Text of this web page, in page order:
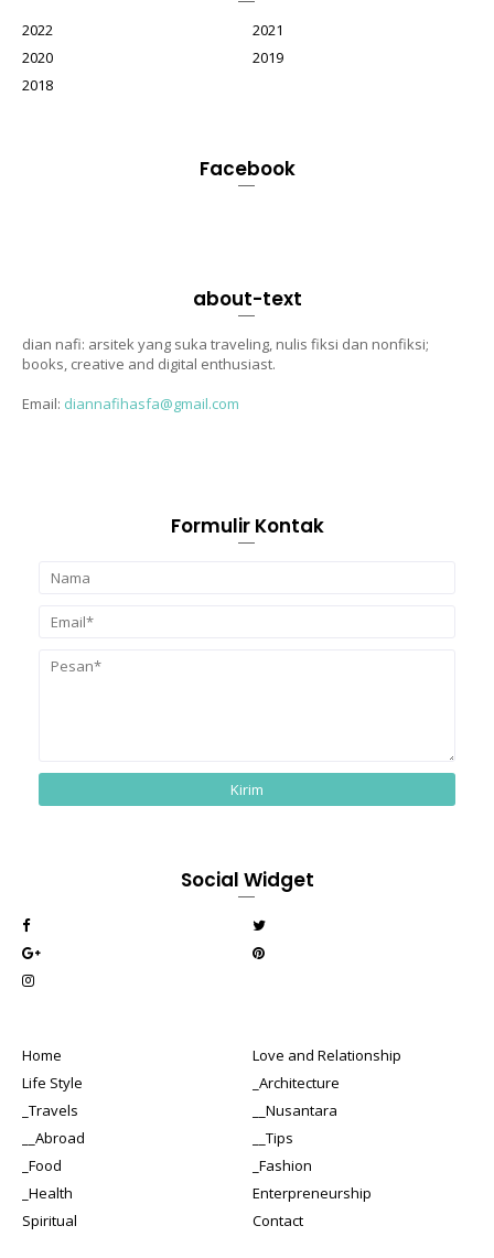
2022
2021
2020
2019
2018
Facebook
about-text
dian nafi: arsitek yang suka traveling, nulis fiksi dan nonfiksi;
books, creative and digital enthusiast.
Email: diannafihasfa@gmail.com
Formulir Kontak
Social Widget
Home
Love and Relationship
Life Style
_Architecture
_Travels
__Nusantara
__Abroad
__Tips
_Food
_Fashion
_Health
Enterpreneurship
Spiritual
Contact